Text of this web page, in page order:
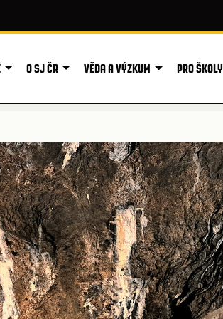
O SJ ČR VĚDA A VÝZKUM PRO ŠKOLY